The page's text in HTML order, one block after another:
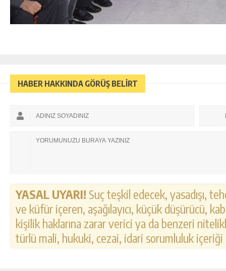
HABER HAKKINDA GÖRÜŞ BELİRT
YASAL UYARI! Suç teşkil edecek, yasadışı,
ve küfür içeren, aşağılayıcı, küçük düşürücü,
kişilik haklarına zarar verici ya da benzeri
türlü mali, hukuki, cezai, idari sorumluluk